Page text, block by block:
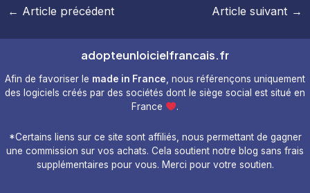
Navigation
← Article précédent Article suivant →
adopteunloicielfrancais.fr
Afin de favoriser le made in France , nous référençons uniquement
des logiciels créés par des sociétés dont le siège social est situé en
France
.
*Certains liens sur ce site sont affiliés, nous permettant de gagner
une commission sur vos achats. Cela soutient notre blog sans frais
supplémentaires pour vous. Merci pour votre soutien.